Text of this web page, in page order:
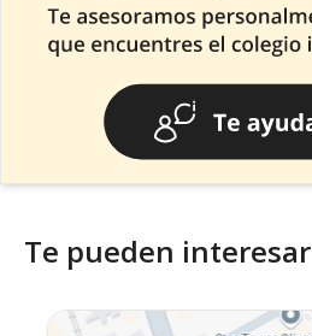
Te pueden interesar